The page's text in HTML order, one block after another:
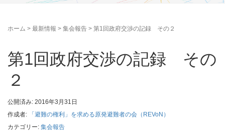
ホーム > 最新情報 > 集会報告 > 第1回政府交渉の記録 その２
第1回政府交渉の記録 その
２
公開済み: 2016年3月31日
作成者:
「避難の権利」を求める原発避難者の会（REVoN）
カテゴリー: 集会報告